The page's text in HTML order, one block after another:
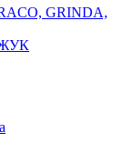
GRINDA,
ЖУК